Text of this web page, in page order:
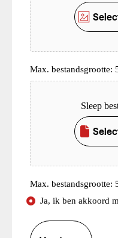
Max. bestandsgrootte:
Upload
Sleep
Max. bestandsgrootte:
Consent
Ja, ik ben akkoord